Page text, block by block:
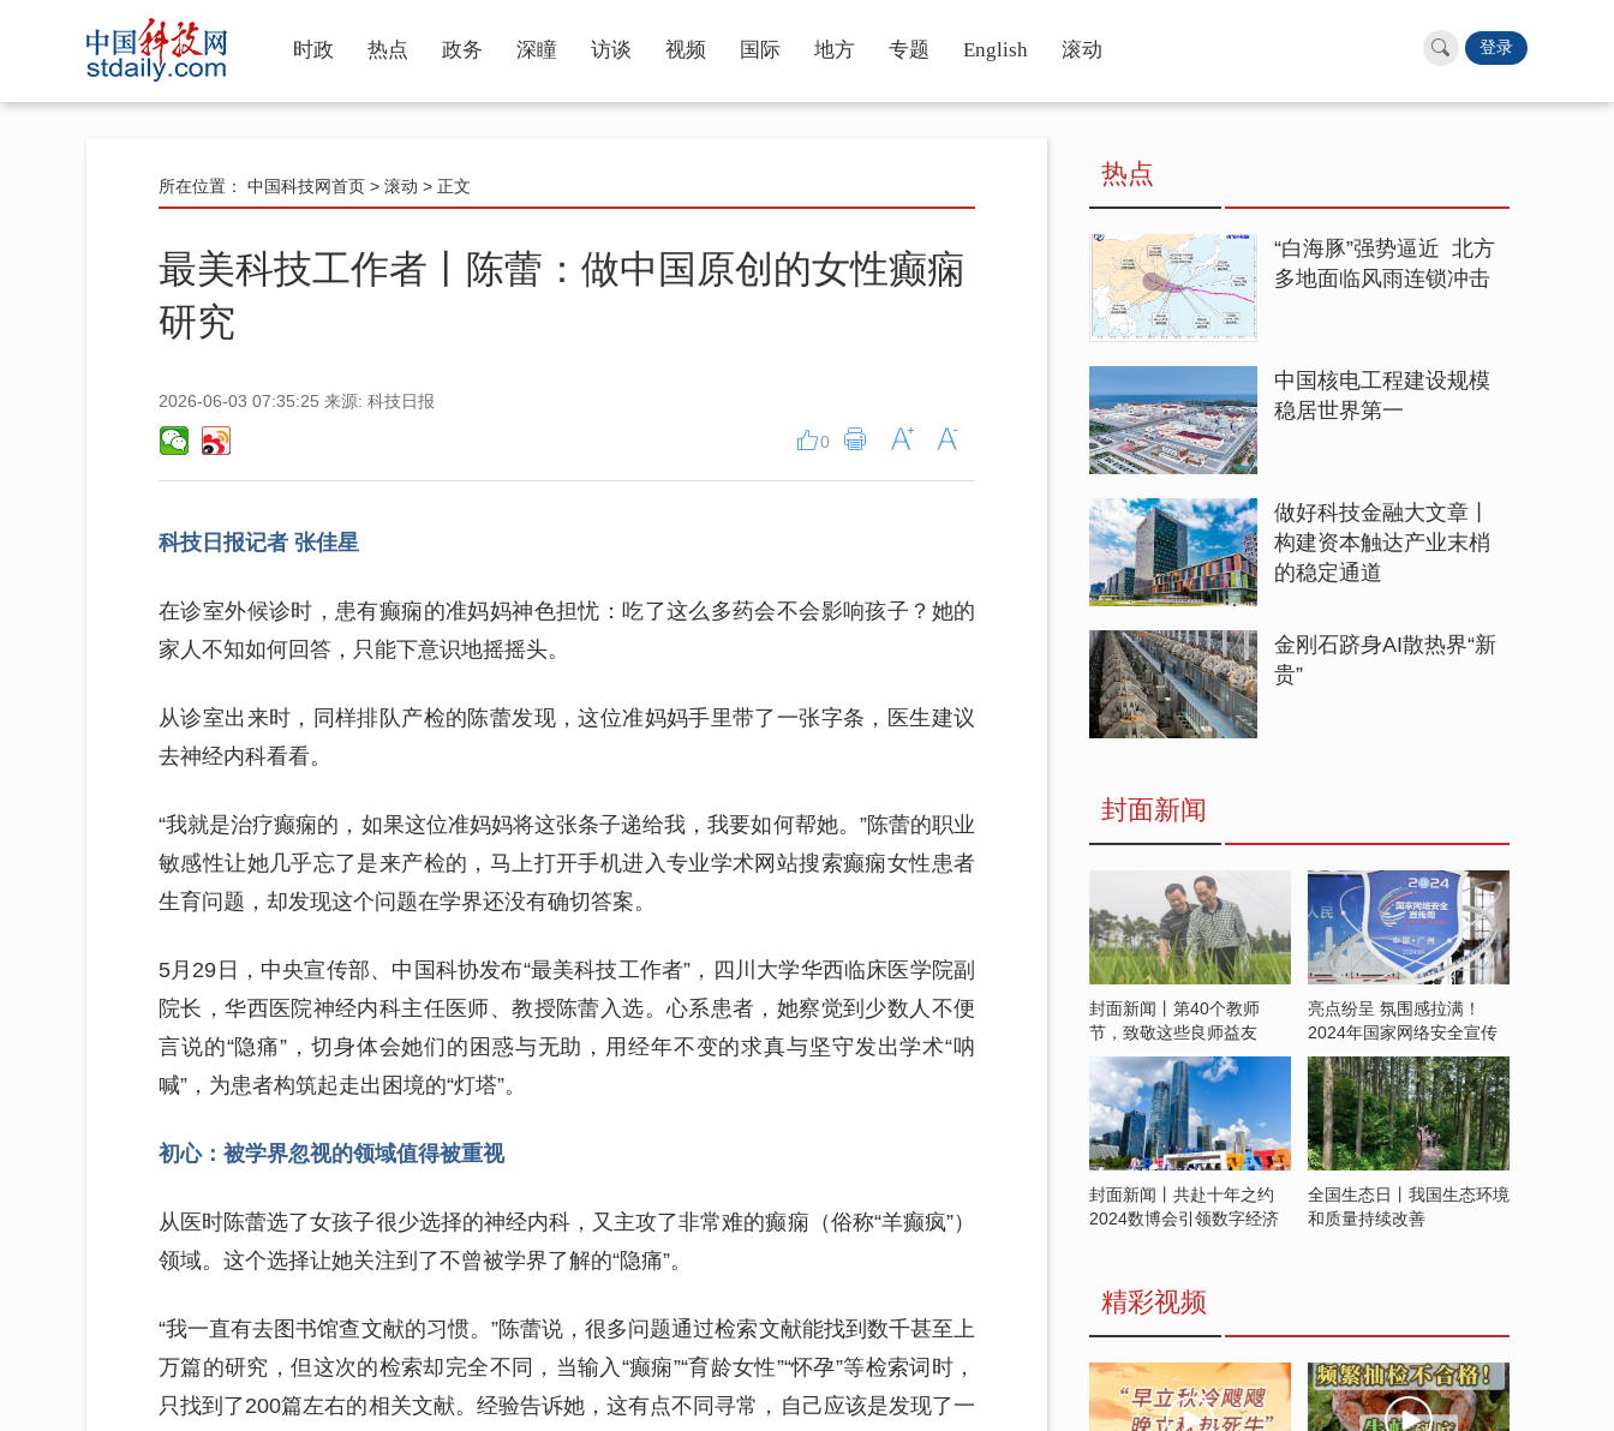
时政 热点 政务 深瞳 访谈 视频 国际 地方 专题 English 滚动 登录
所在位置： 中国科技网首页 > 滚动 > 正文
最美科技工作者丨陈蕾：做中国原创的女性癫痫
研究
2026-06-03 07:35:25 来源: 科技日报
0
科技日报记者 张佳星
在诊室外候诊时，患有癫痫的准妈妈神色担忧：吃了这么多药会不会影响孩子？她的
家人不知如何回答，只能下意识地摇摇头。
从诊室出来时，同样排队产检的陈蕾发现，这位准妈妈手里带了一张字条，医生建议
去神经内科看看。
“我就是治疗癫痫的，如果这位准妈妈将这张条子递给我，我要如何帮她。”陈蕾的职业
敏感性让她几乎忘了是来产检的，马上打开手机进入专业学术网站搜索癫痫女性患者
生育问题，却发现这个问题在学界还没有确切答案。
5月29日，中央宣传部、中国科协发布“最美科技工作者”，四川大学华西临床医学院副
院长，华西医院神经内科主任医师、教授陈蕾入选。心系患者，她察觉到少数人不便
言说的“隐痛”，切身体会她们的困惑与无助，用经年不变的求真与坚守发出学术“呐
喊”，为患者构筑起走出困境的“灯塔”。
初心：被学界忽视的领域值得被重视
从医时陈蕾选了女孩子很少选择的神经内科，又主攻了非常难的癫痫（俗称“羊癫疯”）
领域。这个选择让她关注到了不曾被学界了解的“隐痛”。
“我一直有去图书馆查文献的习惯。”陈蕾说，很多问题通过检索文献能找到数千甚至上
万篇的研究，但这次的检索却完全不同，当输入“癫痫”“育龄女性”“怀孕”等检索词时，
只找到了200篇左右的相关文献。经验告诉她，这有点不同寻常，自己应该是发现了一
热点
“白海豚”强势逼近 北方
多地面临风雨连锁冲击
中国核电工程建设规模
稳居世界第一
做好科技金融大文章丨
构建资本触达产业末梢
的稳定通道
金刚石跻身AI散热界“新
贵”
封面新闻
封面新闻丨第40个教师
节，致敬这些良师益友
亮点纷呈 氛围感拉满！
2024年国家网络安全宣传
周开启
封面新闻丨共赴十年之约
2024数博会引领数字经济
全国生态日丨我国生态环境
和质量持续改善
精彩视频